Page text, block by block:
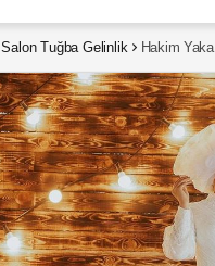
Salon Tuğba Gelinlik Hakim